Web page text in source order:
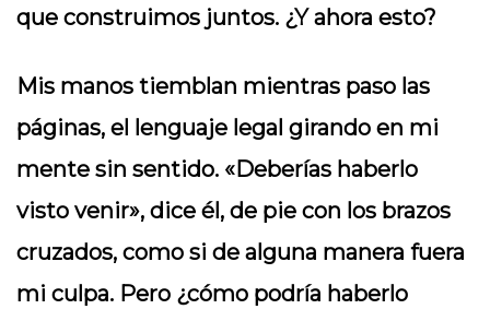
que construimos juntos. ¿Y ahora esto?
Mis manos tiemblan mientras paso las
páginas, el lenguaje legal girando en mi
mente sin sentido. «Deberías haberlo
visto venir», dice él, de pie con los brazos
cruzados, como si de alguna manera fuera
mi culpa. Pero ¿cómo podría haberlo